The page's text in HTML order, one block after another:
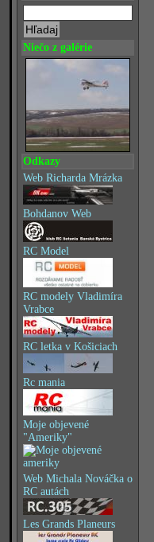
Niečo z galérie
Odkazy
Web Richarda Mrázka
Bohdanov Web
RC Model
RC modely Vladimíra
Vrabce
RC letka v Košiciach
Rc mania
Moje objevené
"Ameriky"
Web Michala Nováčka o
RC autách
Les Grands Planeurs